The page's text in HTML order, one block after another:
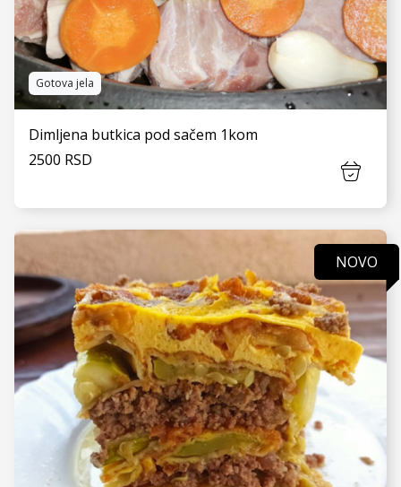
VIDI JOŠ
Gotova jela
Dimljena butkica pod sačem 1kom
2500 RSD
NOVO